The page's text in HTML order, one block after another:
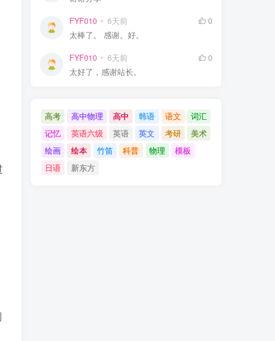
FYF010 6天前
0
太棒了。 感谢。好。
FYF010 6天前
0
太好了，感谢站长。
高考 高中物理 高中 韩语 语文
词汇
记忆
英语六级 英语 英文 考研
美术
绘画
绘本 竹笛 科普 物理
模板
日语
新东方